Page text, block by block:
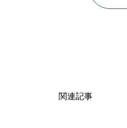
関連記事